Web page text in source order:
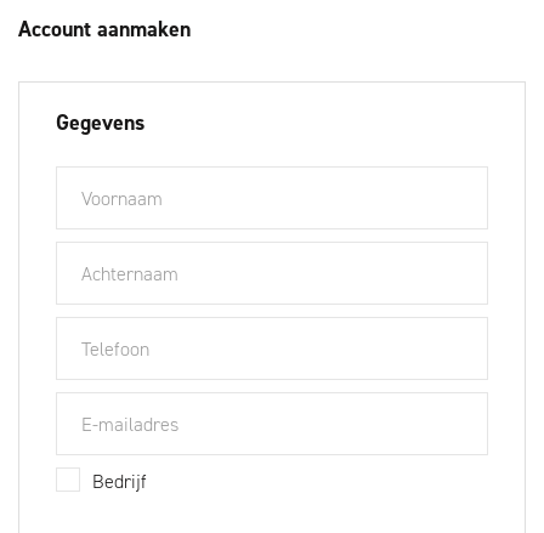
Account aanmaken
Gegevens
Bedrijf